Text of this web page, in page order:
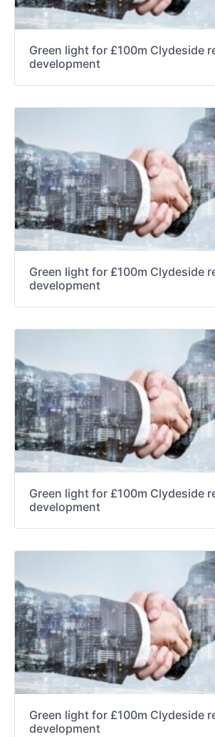
Green light for £100m Clydeside
development
Green light for £100m Clydeside
development
Green light for £100m Clydeside
development
Green light for £100m Clydeside
development